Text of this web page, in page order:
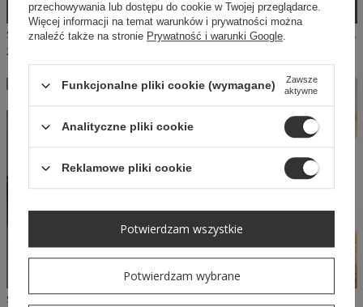
SHEILA - DAMSKI KARDIGAN SZARY Z FRĘDZLAMI MAXI 'FRINGE GREY'
244,50 PLN
SHEILA - DAMSKI SWETER BEŻOWY Z LITERAMI 'HOT EMILY'
SHEILA - DAMSKI SWETER SZARY/ANTRACYT Z LITERAMI 'TELL LAURA'
przechowywania lub dostępu do cookie w Twojej przeglądarce.
Więcej informacji na temat warunków i prywatności można
znaleźć także na stronie Prywatność i warunki Google.
Funkcjonalne pliki cookie (wymagane)
Zawsze
aktywne
Analityczne pliki cookie
Reklamowe pliki cookie
Potwierdzam wybrane
Potwierdzam wszystkie